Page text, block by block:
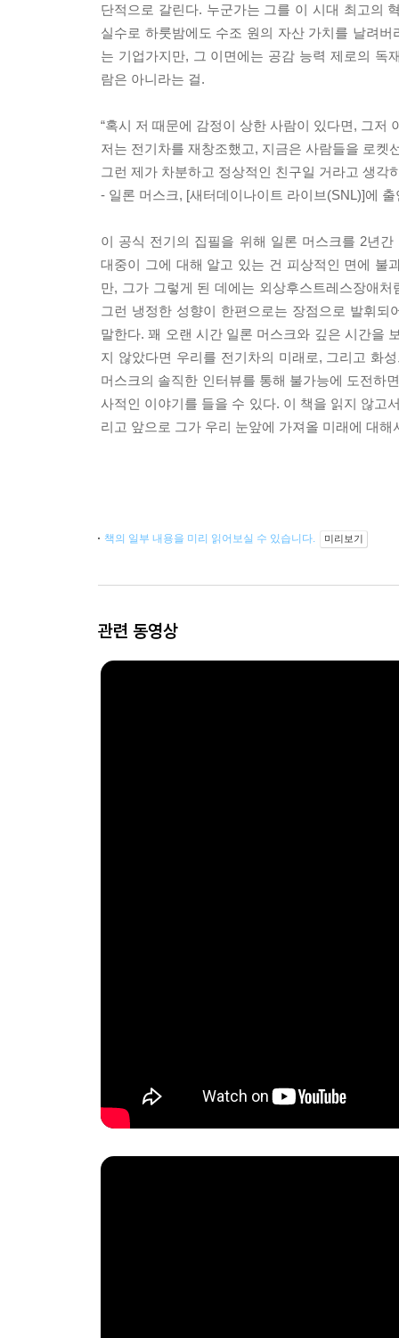
단적으로 갈린다. 누군가는 그를 이 시대 최고의
실수로 하룻밤에도 수조 원의 자산 가치를 날려
는 기업가지만, 그 이면에는 공감 능력 제로의 독
람은 아니라는 걸.
“혹시 저 때문에 감정이 상한 사람이 있다면, 그저
저는 전기차를 재창조했고, 지금은 사람들을 로켓
그런 제가 차분하고 정상적인 친구일 거라고 생각
- 일론 머스크, [새터데이나이트 라이브(SNL)]에 출
이 공식 전기의 집필을 위해 일론 머스크를 2년
대중이 그에 대해 알고 있는 건 피상적인 면에 불
만, 그가 그렇게 된 데에는 외상후스트레스장애
그런 냉정한 성향이 한편으로는 장점으로 발휘
말한다. 꽤 오랜 시간 일론 머스크와 깊은 시간을
지 않았다면 우리를 전기차의 미래로, 그리고 화
머스크의 솔직한 인터뷰를 통해 불가능에 도전하
사적인 이야기를 들을 수 있다. 이 책을 읽지 않고
리고 앞으로 그가 우리 눈앞에 가져올 미래에 대
책의 일부 내용을 미리 읽어보실 수 있습니다. 미리보기
관련 동영상